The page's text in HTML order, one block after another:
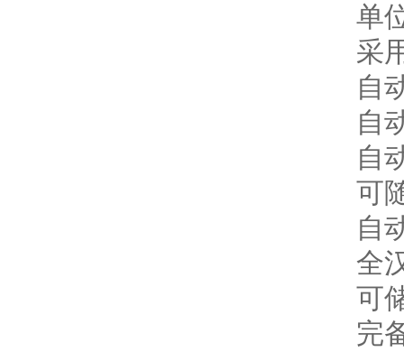
单
采
自
自
自
可
自
全
可
完